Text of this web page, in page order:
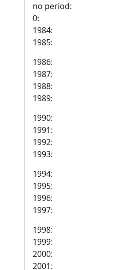
no period:
0:
1984:
1985:
1986:
1987:
1988:
1989:
1990:
1991:
1992:
1993:
1994:
1995:
1996:
1997:
1998:
1999:
2000:
2001: